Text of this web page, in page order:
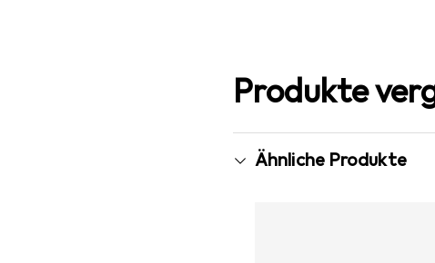
Produkte
Ähnliche Produkte